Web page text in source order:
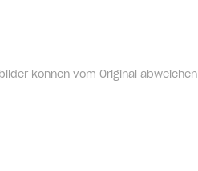
können vom Original abweichen